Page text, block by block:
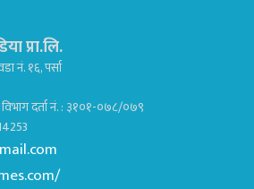
प्रा.लि.
नं. १६, पर्सा
दर्ता नं. : ३१०१-०७८/०७९